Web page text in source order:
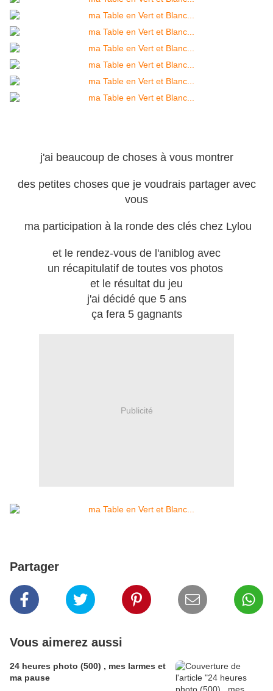
j'ai beaucoup de choses à vous montrer
des petites choses que je voudrais partager avec
vous
ma participation à la ronde des clés chez Lylou
et le rendez-vous de l'aniblog avec
un récapitulatif de toutes vos photos
et le résultat du jeu
j'ai décidé que 5 ans
ça fera 5 gagnants
Publicité
Partager
Vous aimerez aussi
24 heures photo (500) , mes larmes et
ma pause